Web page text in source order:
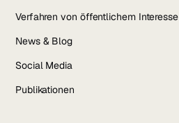
Verfahren von öffentlichem Interesse
News & Blog
Social Media
Publikationen